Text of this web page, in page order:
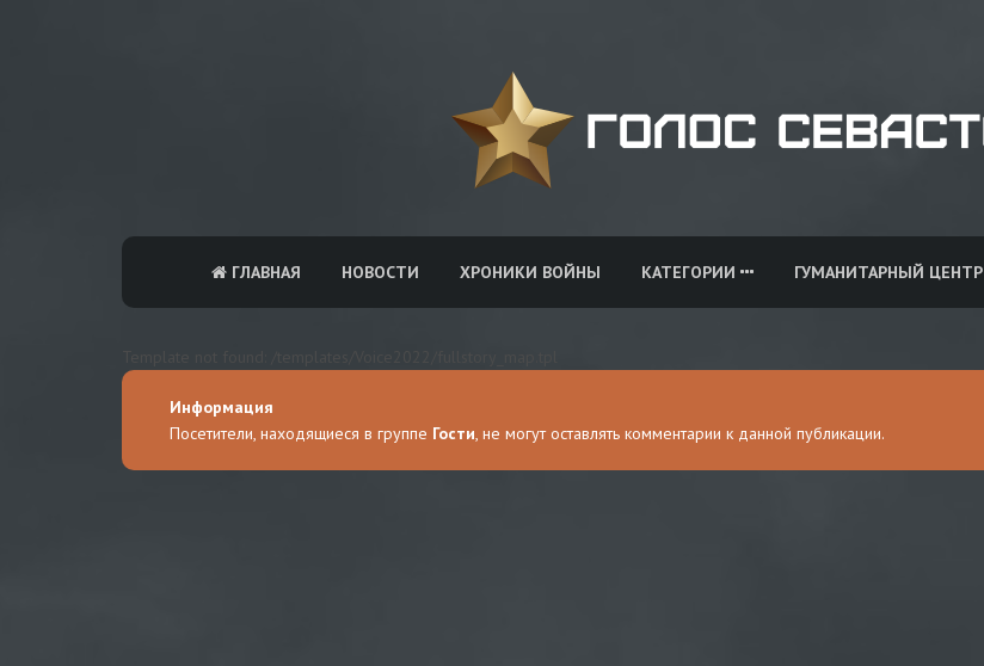
ГЛАВНАЯ НОВОСТИ ХРОНИКИ ВОЙНЫ КАТЕГОРИИ ГУМАНИТАРНЫЙ ЦЕНТР
Информация
Посетители, находящиеся в группе Гости, не могут оставлять комментарии к данной публикации.